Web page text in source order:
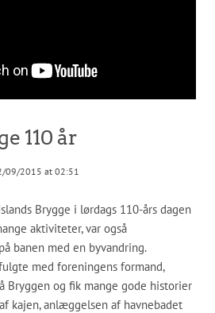
110 år
09/2015 at 02:51
Brygge i lørdags 110-års dagen
aktiviteter, var også
banen med en byvandring.
med foreningens formand,
Bryggen og fik mange gode historier
kajen, anlæggelsen af havnebadet